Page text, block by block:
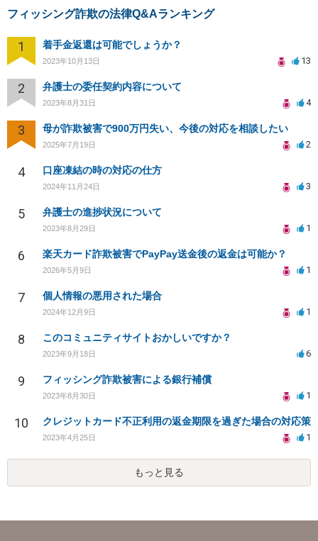
フィッシング詐欺の法律Q&Aランキング
1 着手金返還は可能でしょうか？
2023年10月13日 13
2 弁護士の委任契約内容について
2023年8月31日 4
3 母が詐欺被害で900万円失い、今後の対応を相談したい
2025年7月19日 2
4 口座凍結の時の対応の仕方
2024年11月24日 3
5 弁護士の進捗状況について
2023年8月29日 1
6 楽天カード詐欺被害でPayPay送金後の返金は可能か？
2026年5月9日 1
7 個人情報の悪用された場合
2024年12月9日 1
8 このコミュニティサイトおかしいですか？
2023年9月18日 6
9 フィッシング詐欺被害による銀行補償
2023年8月30日 1
10 クレジットカード不正利用の返金期限を過ぎた場合の対応策
2023年4月25日 1
もっと見る